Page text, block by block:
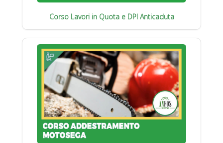
Corso Lavori in Quota e DPI Anticaduta